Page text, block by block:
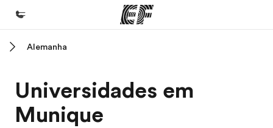
Programas
Saiba tudo que oferecemos
Alemanha
Universidades em
Munique